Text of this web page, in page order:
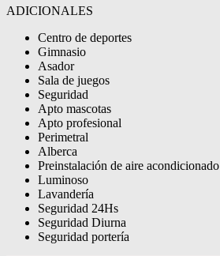
ADICIONALES
Centro de deportes
Gimnasio
Asador
Sala de juegos
Seguridad
Apto mascotas
Apto profesional
Perimetral
Alberca
Preinstalación de aire acondicionado
Luminoso
Lavandería
Seguridad 24Hs
Seguridad Diurna
Seguridad portería